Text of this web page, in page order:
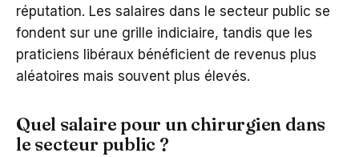
réputation. Les salaires dans le secteur public se
fondent sur une grille indiciaire, tandis que les
praticiens libéraux bénéficient de revenus plus
aléatoires mais souvent plus élevés.
Quel salaire pour un chirurgien dans
le secteur public ?